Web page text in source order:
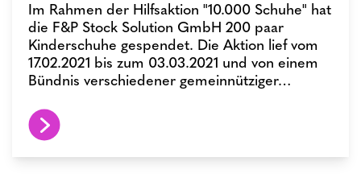
Im Rahmen der Hilfsaktion "10.000 Schuhe" hat
die F&P Stock Solution GmbH 200 paar
Kinderschuhe gespendet. Die Aktion lief vom
17.02.2021 bis zum 03.03.2021 und von einem
Bündnis verschiedener gemeinnütziger…